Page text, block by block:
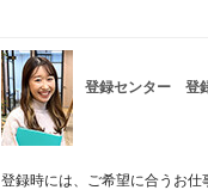
登録センター 登
登録時には、ご希望に合うお仕